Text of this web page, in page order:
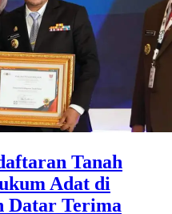
Tanah
Adat di
Datar Terima